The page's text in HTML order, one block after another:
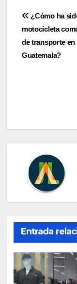
de
entradas
¿Cómo ha
motocicleta
de transporte en
Guatemala?
Entrada